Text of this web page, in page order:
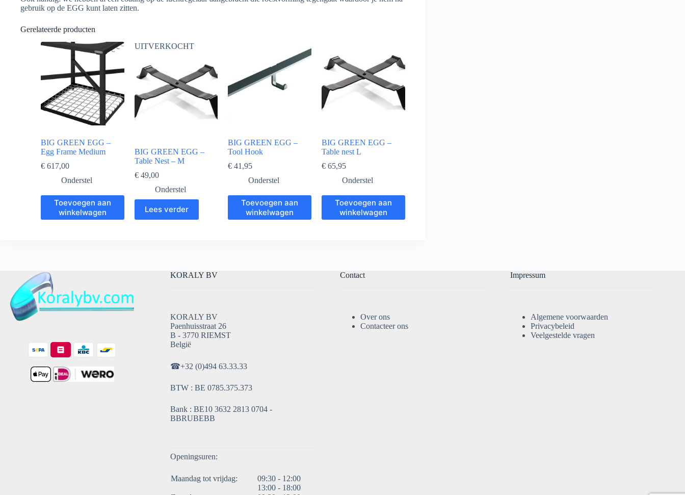
gebruik op de EGG kunt laten zitten.
Gerelateerde producten
BIG GREEN EGG –
Egg Frame Medium
€ 617,00
Onderstel
Toevoegen aan
winkelwagen
UITVERKOCHT
BIG GREEN EGG –
Table Nest – M
€49,00
Onderstel
Lees verder
BIG GREEN EGG –
Tool Hook
€ 41,95
Onderstel
Toevoegen aan
winkelwagen
BIG GREEN EGG –
Table nest L
€65,95
Onderstel
Toevoegen aan
winkelwagen
KORALY BV
KORALY BV
Paenhuisstraat 26
B - 3770 RIEMST
België
☎+32 (0)494 63.33.33
BTW : BE 0785.375.373
Bank : BE10 3632 2813 0704 -
BBRUBEBB
Openingsuren:
Maandag tot vrijdag:
09:30 - 12:00
13:00 - 18:00
Contact
Over ons
Contacteer ons
Impressum
Algemene voorwaarden
Privacybeleid
Veelgestelde vragen